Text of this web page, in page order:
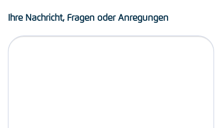
Ihre Nachricht, Fragen oder Anregungen